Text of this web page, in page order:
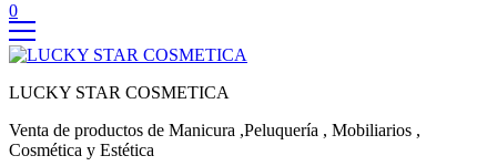
0
LUCKY STAR COSMETICA
Venta de productos de Manicura ,Peluquería , Mobiliarios ,
Cosmética y Estética